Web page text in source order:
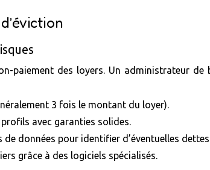
paiement des loyers. Un administrateur
3 fois le montant du loyer).
avec garanties solides.
données pour identifier d’éventuelles
grâce à des logiciels spécialisés.